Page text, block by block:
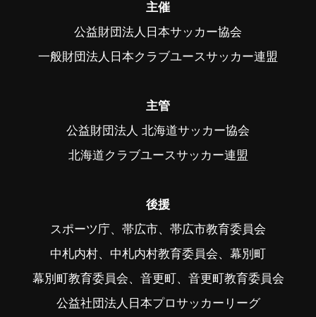
主催
公益財団法人日本サッカー協会
一般財団法人日本クラブユースサッカー連盟
主管
公益財団法人 北海道サッカー協会
北海道クラブユースサッカー連盟
後援
スポーツ庁、帯広市、帯広市教育委員会
中札内村、中札内村教育委員会、幕別町
幕別町教育委員会、音更町、音更町教育委員会
公益社団法人日本プロサッカーリーグ